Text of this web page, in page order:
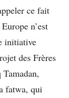
ce fait
n’est
initiative
des Frères
fatwa, qui